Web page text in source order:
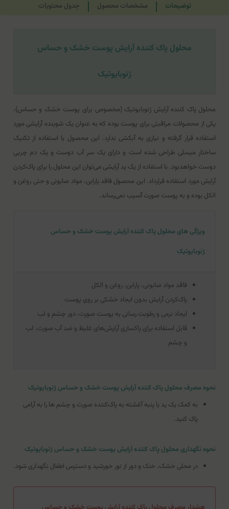
توضیحات مشخصات محصول جدول محتویات
محلول پاک کننده آرایش پوست خشک و حساس
ژنوبایوتیک
محلول پاک کننده آرایش ژنوبایوتیک (مخصوص برای پوست خشک و حساس)،
یکی از محصولات مراقبتی برای پوست بوده که به عنوان یک شوینده آرایشی مورد
استفاده قرار گرفته و نیازی به آبکشی ندارد. این محصول با استفاده از تکنیک
ساختار میسلی طراحی شده است و دارای یک سر آب دوست و یک دم چربی
دوست خواهدبود. با استفاده از یک پد آرایشی می‌توان این محلول را برای پاک‌کردن
آرایش مورد استفاده قرارداد. این محصول فاقد پارابن، مواد صابونی و حتی روغن و
الکل بوده و به پوست صورت آسیب نمی‌رساند.
ویژگی های محلول پاک کننده آرایش پوست خشک و حساس
ژنوبایوتیک
فاقد مواد صابونی، پارابن، روغن و الکل
پاک‌کردن آرایش بدون ایجاد خشکی بر روی پوست
ایجاد نرمی و رطوبت رسانی به پوست صورت، دور چشم و لب
قابل استفاده برای پاکسازی آرایش‌های غلیظ و ضد آب صورت، لب
و چشم
نحوه مصرف محلول پاک کننده آرایش پوست خشک و حساس ژنوبایوتیک
به کمک یک پد یا پنبه آغشته به پاک‌کننده صورت و چشم ها را به آرامی
پاک کنید.
نحوه نگهداری محلول پاک کننده آرایش پوست خشک و حساس ژنوبایوتیک
در محلی خشک، خنک و دور از نور خورشید و دسترس اطفال نگهداری شود.